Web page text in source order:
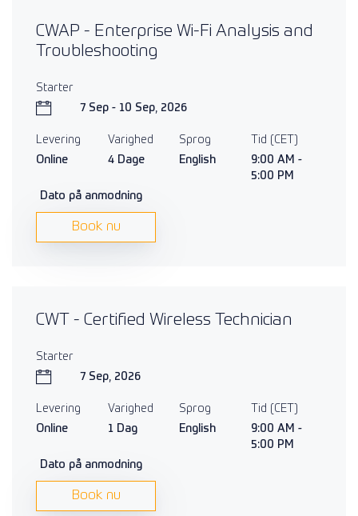
CWAP - Enterprise Wi-Fi Analysis and
Troubleshooting
Starter
7 Sep - 10 Sep, 2026
Levering
Online
Varighed
4 Dage
Sprog
English
Tid (CET)
9:00 AM -
5:00 PM
Dato på anmodning
Book nu
CWT - Certified Wireless Technician
Starter
7 Sep, 2026
Levering
Online
Varighed
1 Dag
Sprog
English
Tid (CET)
9:00 AM -
5:00 PM
Dato på anmodning
Book nu